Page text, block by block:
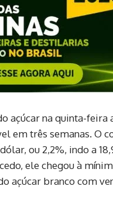
açúcar na quinta-
em três semanas. O
ou 2,2%, indo a
ele chegou à
açúcar branco com